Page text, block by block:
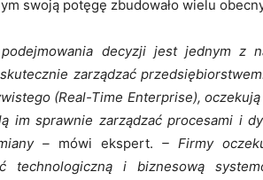
swoją potęgę zbudowało wielu
decyzji jest jednym z
zarządzać
(Real-Time Enterprise),
im sprawnie zarządzać procesami i
– mówi ekspert. – Firmy
technologiczną i biznesową